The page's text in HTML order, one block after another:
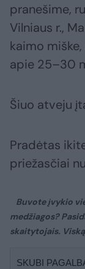
pranešime,
Vilniaus r.,
kaimo
apie 25–30
Šiuo atveju
Pradėtas
priežasčiai
Buvote įvykio
medžiagos?
skaitytojais.
SKUBI